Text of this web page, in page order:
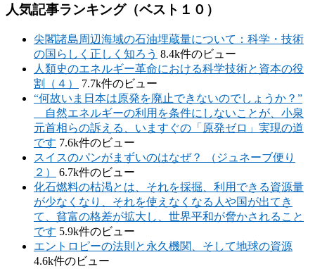
人気記事ランキング（ベスト１０）
尖閣諸島周辺海域の石油埋蔵量について：科学・技術
の国らしく正しく知ろう 8.4k件のビュー
人類史のエネルギー革命における科学技術と資本の役
割（４）
7.7k件のビュー
“何故いま日本は原発を廃止できないのでしょうか？”
自然エネルギーの利用を条件にしないことが、小泉
元首相らの訴える、いますぐの「原発ゼロ」実現の道
です 7.6k件のビュー
スイスのパンがまずいのはなぜ？ （ジュネーブ便り
２）
6.7k件のビュー
化石燃料の枯渇とは、それを採掘、利用できる資源量
が少なくなり、それを使えなくなる人や国が出てき
て、貧富の格差が拡大し、世界平和が脅かされること
です 5.9k件のビュー
エントロピーの法則と永久機関、そして地球の資源
4.6k件のビュー